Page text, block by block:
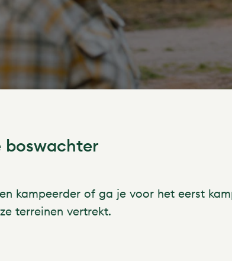
boswachter
kampeerder of ga je voor het eerst
terreinen vertrekt.